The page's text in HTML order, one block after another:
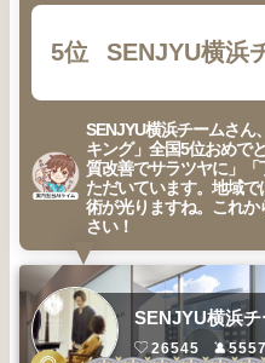
5位 SENJYU横浜
SENJYU横浜チームさん
キング」全国5位おめで
質改善でサラツヤに」
ただいています。地域
術が光りますね。これ
さい！
SENJYU横浜チ
26545 5557